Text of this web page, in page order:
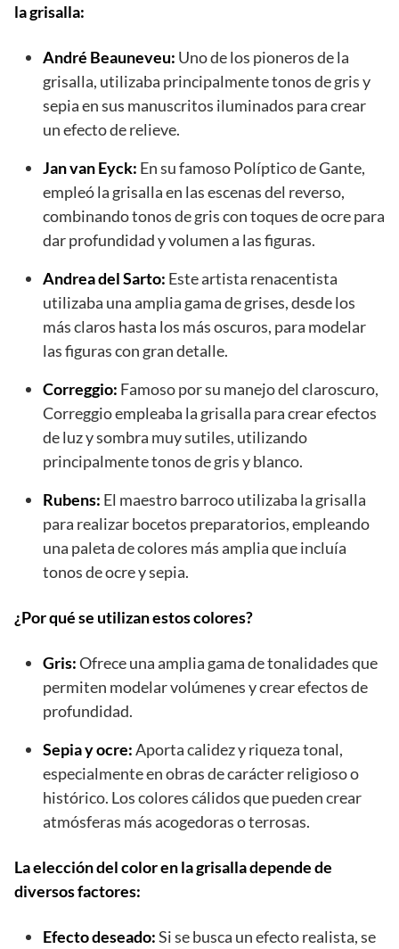
la grisalla:
André Beauneveu: Uno de los pioneros de la
grisalla, utilizaba principalmente tonos de gris y
sepia en sus manuscritos iluminados para crear
un efecto de relieve.
Jan van Eyck: En su famoso Políptico de Gante,
empleó la grisalla en las escenas del reverso,
combinando tonos de gris con toques de ocre para
dar profundidad y volumen a las figuras.
Andrea del Sarto: Este artista renacentista
utilizaba una amplia gama de grises, desde los
más claros hasta los más oscuros, para modelar
las figuras con gran detalle.
Correggio: Famoso por su manejo del claroscuro,
Correggio empleaba la grisalla para crear efectos
de luz y sombra muy sutiles, utilizando
principalmente tonos de gris y blanco.
Rubens: El maestro barroco utilizaba la grisalla
para realizar bocetos preparatorios, empleando
una paleta de colores más amplia que incluía
tonos de ocre y sepia.
¿Por qué se utilizan estos colores?
Gris:Ofrece una amplia gama de tonalidades que
permiten modelar volúmenes y crear efectos de
profundidad.
Sepia y ocre:Aporta calidez y riqueza tonal,
especialmente en obras de carácter religioso o
histórico. Los colores cálidos que pueden crear
atmósferas más acogedoras o terrosas.
La elección del color en la grisalla depende de
diversos factores:
Efecto deseado:Si se busca un efecto realista, se